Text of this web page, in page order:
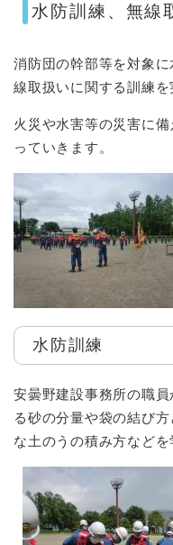
水防訓練、無線
消防団の幹部等を対象
線取扱いに関する訓練を
火災や水害等の災害に
っていきます。
水防訓練
安曇野建設事務所の職
る砂の分量や袋の結び
な土のうの積み方などを